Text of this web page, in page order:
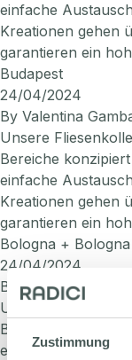
Zustimmung
einfache
Kreationen gehen
garantieren ein
Budapest
24/04/2024
By Valentina
Unsere
Bereiche
einfache
Kreationen gehen
garantieren ein
Bologna + Bologna
24/04/2024
By
Valentina Gamba
Unsere
Bereiche konzipiert
einfache